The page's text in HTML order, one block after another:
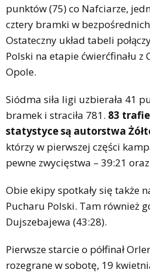
punktów (75) co Nafciarze,
cztery bramki w
Ostateczny układ tabeli
Polski na etapie ćwierćfinału z
Opole.
Siódma siła ligi uzbierała 41
bramek i straciła 781. 83
statystyce są autorstwa
którzy w pierwszej części
pewne zwycięstwa – 39:21
Obie ekipy spotkały się także
Pucharu Polski. Tam również
Dujszebajewa (43:28).
Pierwsze starcie o półfinał
rozegrane w sobotę, 19